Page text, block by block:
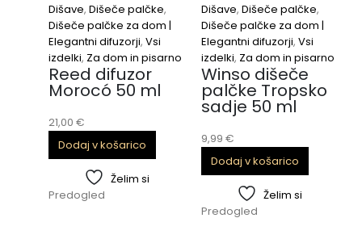
Dišave, Dišeče palčke,
Dišeče palčke za dom |
Elegantni difuzorji, Vsi
izdelki, Za dom in pisarno
Reed difuzor
Morocó 50 ml
21,00 €
Dodaj v košarico
Želim si
Predogled
Dišave, Dišeče palčke,
Dišeče palčke za dom |
Elegantni difuzorji, Vsi
izdelki, Za dom in pisarno
Winso dišeče
palčke Tropsko
sadje 50 ml
9,99 €
Dodaj v košarico
Želim si
Predogled